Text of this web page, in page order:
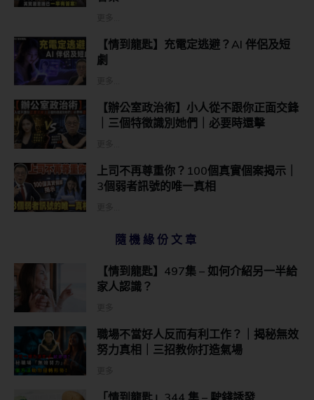
【情到龍匙】充電定逃避？AI 伴侶及短
劇
【辦公室政治術】小人從不跟你正面交鋒
｜三個特徵識別她們｜必要時還擊
上司不再尊重你？100個真實個案揭示｜
3個弱者訊號的唯一真相
隨機緣份文章
【情到龍匙】497集 – 如何介紹另一半給
家人認識？
職場不當好人反而有利工作？｜揭秘無效
努力真相｜三招教你打造氣場
「情到龍匙」344 集 – 駛錢誘發